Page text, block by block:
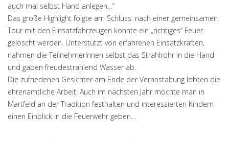
auch mal selbst Hand anlegen…“
Das große Highlight folgte am Schluss: nach einer gemeinsamen
Tour mit den Einsatzfahrzeugen konnte ein „richtiges“ Feuer
gelöscht werden. Unterstützt von erfahrenen Einsatzkräften,
nahmen die TeilnehmerInnen selbst das Strahlrohr in die Hand
und gaben freudestrahlend Wasser ab.
Die zufriedenen Gesichter am Ende der Veranstaltung lobten die
ehrenamtliche Arbeit. Auch im nächsten Jahr möchte man in
Martfeld an der Tradition festhalten und interessierten Kindern
einen Einblick in die Feuerwehr geben…